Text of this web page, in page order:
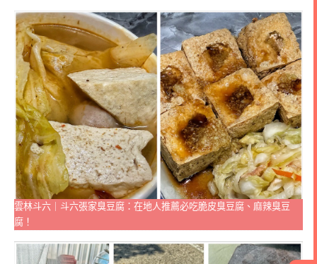
雲林斗六｜斗六張家臭豆腐：在地人推薦必吃脆皮臭豆腐、麻辣臭豆
腐！